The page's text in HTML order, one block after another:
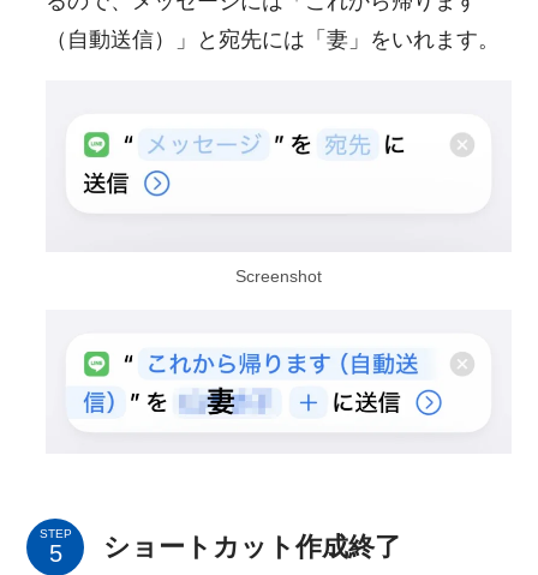
（自動送信）」と宛先には「妻」をいれます。
Screenshot
STEP ショートカット作成終了